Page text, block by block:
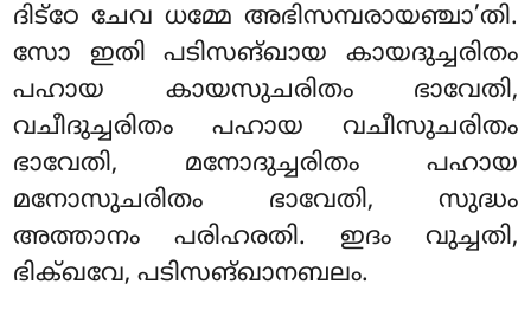
ദിട്ഠേ ചേവ ധമ്മേ അഭിസമ്പരായഞ്ചാ’തി.
സോ ഇതി പടിസങ്ഖായ കായദുച്ചരിതം
പഹായ കായസുചരിതം ഭാവേതി,
വചീദുച്ചരിതം പഹായ വചീസുചരിതം
ഭാവേതി, മനോദുച്ചരിതം പഹായ
മനോസുചരിതം ഭാവേതി, സുദ്ധം
അത്താനം പരിഹരതി. ഇദം വുച്ചതി,
ഭിക്ഖവേ, പടിസങ്ഖാനബലം.